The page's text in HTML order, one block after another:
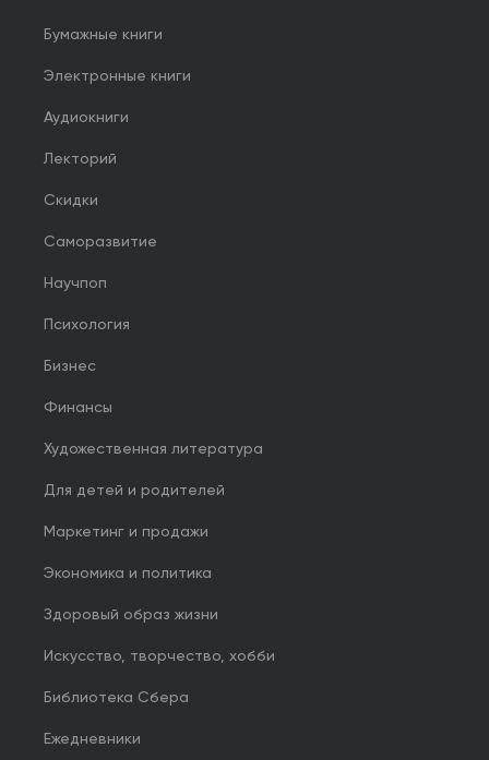
Бумажные книги
Электронные книги
Аудиокниги
Лекторий
Скидки
Саморазвитие
Научпоп
Психология
Бизнес
Финансы
Художественная литература
Для детей и родителей
Маркетинг и продажи
Экономика и политика
Здоровый образ жизни
Искусство, творчество, хобби
Библиотека Сбера
Ежедневники